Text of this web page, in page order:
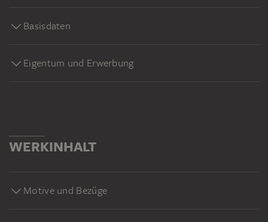
Basisdaten
Eigentum und Erwerbung
WERKINHALT
Motive und Bezüge